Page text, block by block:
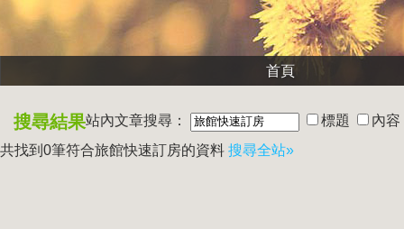
首頁
搜尋結果站內文章搜尋： 標題
內容
共找到0筆符合旅館快速訂房的資料 搜尋全站»